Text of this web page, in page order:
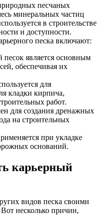
песчаных
минеральных частиц
в строительстве
и доступности.
песка включают:
является основным
обеспечивая их
для
кладки кирпича,
работ.
для создания дренажных
на строительных
при укладке
оснований.
карьерный
видов песка своими
несколько причин,